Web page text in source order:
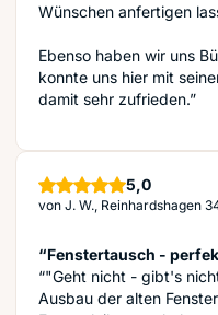
Wünschen anfertigen
Ebenso haben wir uns
konnte uns hier mit
damit sehr zufrieden.”
5,0Sterne
von J. W., Reinhardshagen
“Fenstertausch -
“"Geht nicht - gibt's
Ausbau der alten